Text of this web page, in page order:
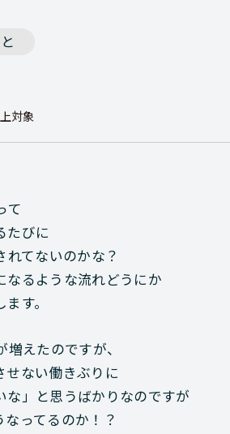
対象
て
たびに
れてないのかな？
なるような流れどうにか
す。
えたのですが、
せない働きぶりに
な」と思うばかりなのですが
ってるのか！？